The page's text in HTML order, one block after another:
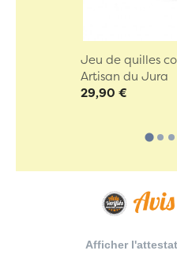
Jeu de quilles
Artisan du Jura
29,90 €
Afficher